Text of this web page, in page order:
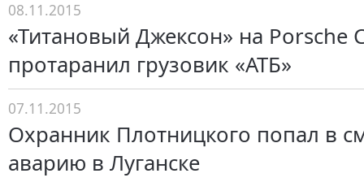
08.11.2015
«Титановый Джексон» на Porsche
протаранил грузовик «АТБ»
07.11.2015
Охранник Плотницкого попал в
аварию в Луганске